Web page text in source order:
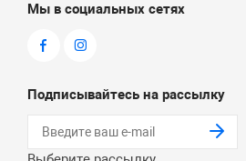
Мы в социальных сетях
Подписывайтесь на рассылку